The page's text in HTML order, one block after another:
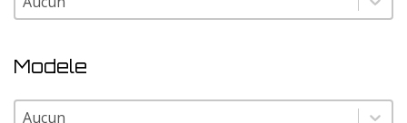
Modele
Modele
Modele